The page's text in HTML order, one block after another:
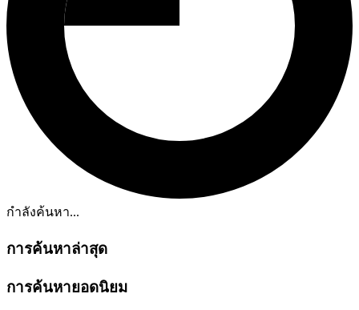
กำลังค้นหา...
การค้นหาล่าสุด
การค้นหายอดนิยม